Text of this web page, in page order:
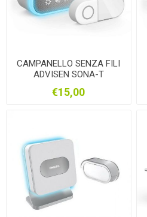
CAMPANELLO SENZA FILI
ADVISEN SONA-T
€15,00